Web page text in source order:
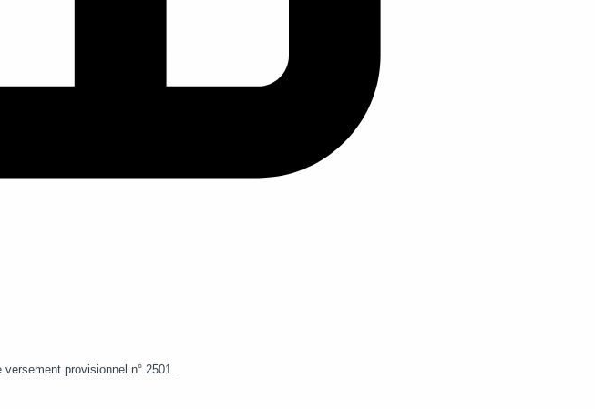
provisionnel n° 2501.